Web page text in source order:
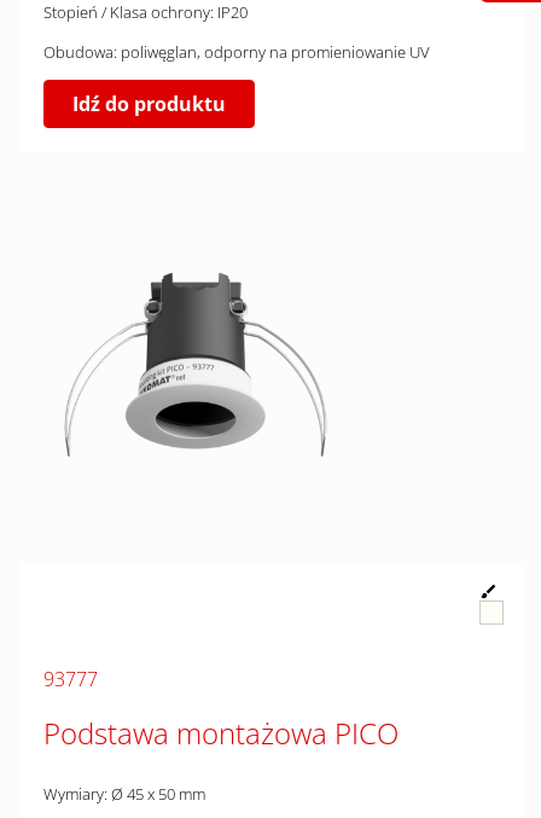
Stopień / Klasa ochrony: IP20
Obudowa: poliwęglan, odporny na promieniowanie UV
Idź do produktu
93777
Podstawa montażowa PICO
Wymiary: Ø 45 x 50 mm